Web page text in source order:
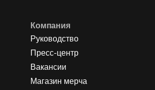
Компания
Руководство
Пресс-центр
Вакансии
Магазин мерча